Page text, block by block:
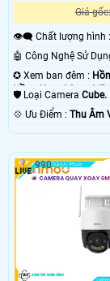
Giá gốc:
👁️‍🗨 Chất lượng hình :
✪ Xem ban đêm :
Hồng Ngoại Smart IR.
🛡 Loại Camera Cube.
️💠 Ưu Điểm : Thu Âm
990